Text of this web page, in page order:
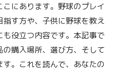
にあります。野球のプレイ
す方や、子供に野球を教え
役立つ内容です。本記事で
購入場所、選び方、そして
。これを読んで、あなたの